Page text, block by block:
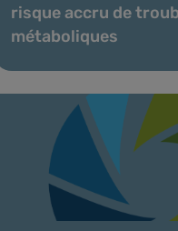
risque accru de
métaboliques